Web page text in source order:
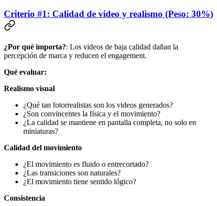
Criterio #1: Calidad de video y realismo (Peso: 30%)
¿Por qué importa?: Los videos de baja calidad dañan la
percepción de marca y reducen el engagement.
Qué evaluar:
Realismo visual
¿Qué tan fotorrealistas son los videos generados?
¿Son convincentes la física y el movimiento?
¿La calidad se mantiene en pantalla completa, no solo en
miniaturas?
Calidad del movimiento
¿El movimiento es fluido o entrecortado?
¿Las transiciones son naturales?
¿El movimiento tiene sentido lógico?
Consistencia